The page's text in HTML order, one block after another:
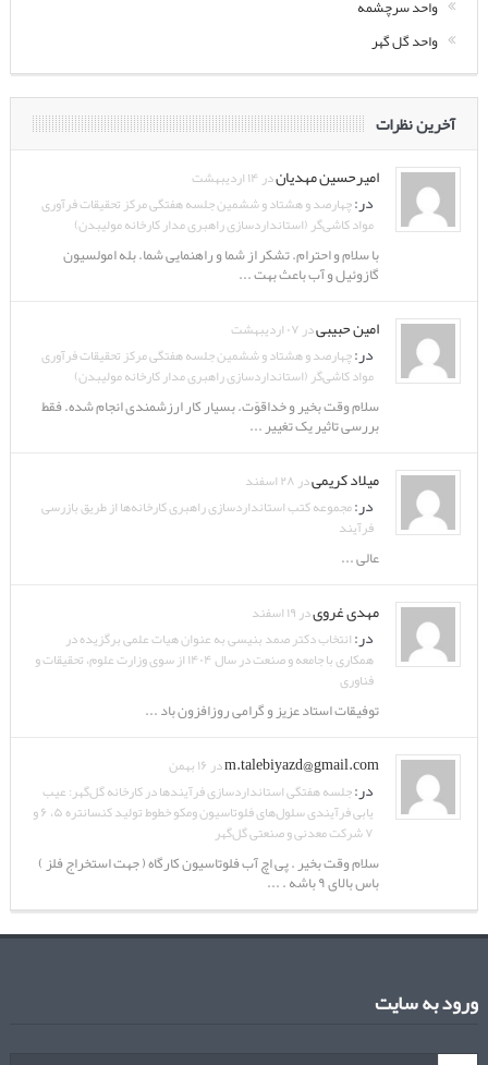
واحد سرچشمه
واحد گل گهر
آخرین نظرات
امیرحسین مهدیاندر ۱۴ اردیبهشت
در:چهارصد و هشتاد و ششمین جلسه هفتگی مرکز تحقیقات فرآوری
مواد کاشی‌گر (استانداردسازی راهبری مدار کارخانه مولیبدن)
با سلام و احترام. تشکر از شما و راهنمایی شما. بله امولسیون
گازوئیل و آب باعث بهت ...
امین حبیبیدر ۰۷ اردیبهشت
در:چهارصد و هشتاد و ششمین جلسه هفتگی مرکز تحقیقات فرآوری
مواد کاشی‌گر (استانداردسازی راهبری مدار کارخانه مولیبدن)
سلام وقت بخیر و خداقوّت. بسیار کار ارزشمندی انجام شده. فقط
بررسی تاثیر یک تغییر ...
میلاد کریمیدر ۲۸ اسفند
در:مجموعه کتب استانداردسازی راهبری کارخانه‌ها از طریق بازرسی
فرآیند
عالی ...
مهدی غرویدر ۱۹ اسفند
در:انتخاب دکتر صمد بنیسی به عنوان هیات علمی برگزیده در
همکاری با جامعه و صنعت در سال ۱۴۰۴ از سوی وزارت علوم، تحقیقات و
فناوری
توفیقات استاد عزیز و گرامی روزافزون باد ...
m.talebiyazd@gmail.comدر ۱۶ بهمن
در:جلسه هفتگی استانداردسازی فرآیندها در کارخانه گل‌گهر: عیب
یابی فرآیندی سلول‌های فلوتاسیون ومکو خطوط تولید کنسانتره ۵، ۶ و
۷ شرکت معدنی و صنعتی گل‌گهر
سلام وقت بخیر . پی اچ آب فلوتاسیون کارگاه ( جهت استخراج فلز )
باس بالای ۹ باشه . ...
ورود به سایت